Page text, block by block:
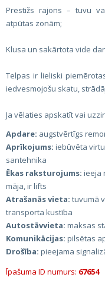
Prestižs rajons – tuvu
atpūtas zonām;
Klusa un sakārtota vide
Telpas ir lieliski
iedvesmojošu skatu,
Ja vēlaties apskatīt vai
Apdare: augstvērtīgs
Aprīkojums: iebūvēta
santehnika
Ēkas raksturojums: ieeja
māja, ir lifts
Atrašanās vieta: tuvumā
transporta kustība
Autostāvvieta: maksas
Komunikācijas: pilsētas
Drošība: pieejama
Īpašuma ID numurs: 67654